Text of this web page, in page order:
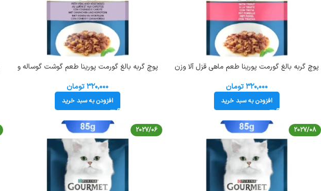
پوچ گربه بالغ گورمت پورینا طعم ماهی قزل آلا وزن
۳۲۰,۰۰۰ تومان
افزودن به سبد خرید
پوچ گربه بالغ گورمت پورینا طعم گوشت گوساله و
Pouch۳۲۰,۰۰۰ تومان
افزودن به سبد خرید
2027/08
2027/06